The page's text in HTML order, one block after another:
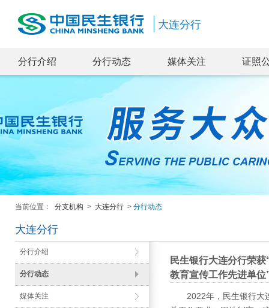
大连分行
分行介绍 分行动态 媒体关注 证照
当前位置： 分支机构 > 大连分行 > 分行动态
大连分行
分行介绍
分行动态
媒体关注
民生银行大连分行荣
教育宣传工作先进单位
2022年，民生银行大连